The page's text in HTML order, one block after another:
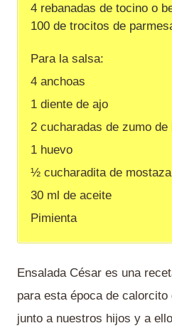
4 rebanadas de tocino o
100 de trocitos de
Para la salsa:
4 anchoas
1 diente de ajo
2 cucharadas de zumo de
1 huevo
½ cucharadita de mostaza
30 ml de aceite
Pimienta
Ensalada César es una
para esta época de
junto a nuestros hijos y a